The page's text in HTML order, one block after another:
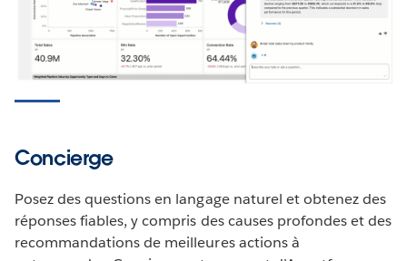
Concierge
Posez des questions en langage naturel et obtenez des
réponses fiables, y compris des causes profondes et des
recommandations de meilleures actions à